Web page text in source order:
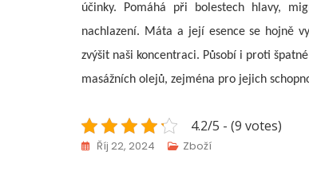
účinky. Pomáhá při bolestech hlavy,
nachlazení. Máta a její esence se hojně
zvýšit naši koncentraci. Působí i proti
masážních olejů, zejména pro jejich
4.2/5 - (9 votes)
Říj 22, 2024 Zboží